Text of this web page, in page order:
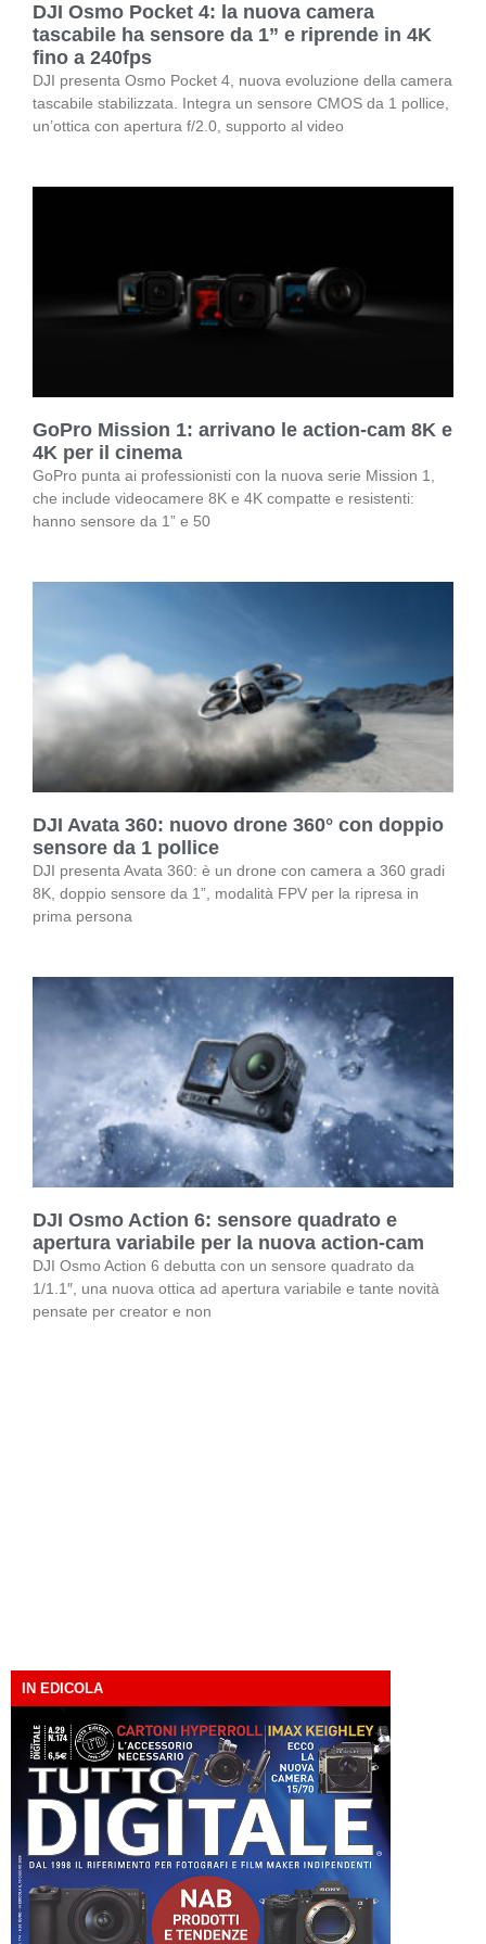
DJI Osmo Pocket 4: la nuova camera
tascabile ha sensore da 1” e riprende in 4K
fino a 240fps
DJI presenta Osmo Pocket 4, nuova evoluzione della camera
tascabile stabilizzata. Integra un sensore CMOS da 1 pollice,
un’ottica con apertura f/2.0, supporto al video
GoPro Mission 1: arrivano le action-cam 8K e
4K per il cinema
GoPro punta ai professionisti con la nuova serie Mission 1,
che include videocamere 8K e 4K compatte e resistenti:
hanno sensore da 1” e 50
DJI Avata 360: nuovo drone 360° con doppio
sensore da 1 pollice
DJI presenta Avata 360: è un drone con camera a 360 gradi
8K, doppio sensore da 1”, modalità FPV per la ripresa in
prima persona
DJI Osmo Action 6: sensore quadrato e
apertura variabile per la nuova action-cam
DJI Osmo Action 6 debutta con un sensore quadrato da
1/1.1″, una nuova ottica ad apertura variabile e tante novità
pensate per creator e non
IN EDICOLA